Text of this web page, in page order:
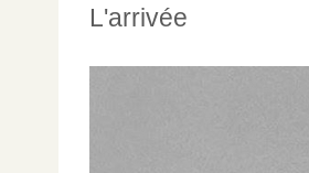
L'arrivée